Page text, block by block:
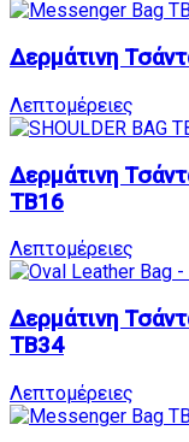
Δερμάτινη
Λεπτομέρειες
Δερμάτινη
TB16
Λεπτομέρειες
Δερμάτινη
TB34
Λεπτομέρειες